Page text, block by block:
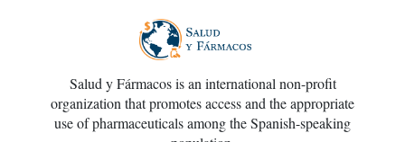
Salud y Fármacos is an international non-profit
organization that promotes access and the appropriate
use of pharmaceuticals among the Spanish-speaking